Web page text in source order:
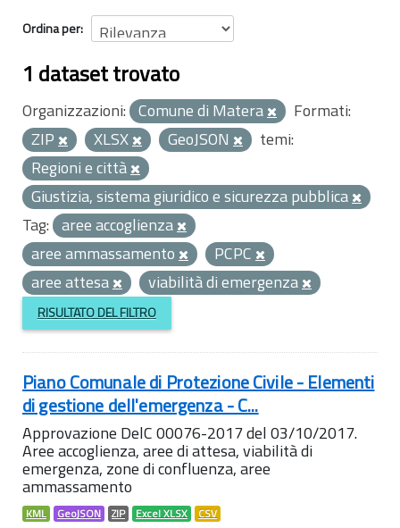
Ordina per
1 dataset trovato
Organizzazioni: Comune di Matera
Formati:
ZIP
XLSX GeoJSON
temi:
Regioni e città
Giustizia, sistema giuridico e sicurezza pubblica
Tag: aree accoglienza
aree ammassamento
PCPC
aree attesa
viabilità di emergenza
RISULTATO DEL FILTRO
Piano Comunale di Protezione Civile - Elementi
di gestione dell'emergenza - C...
Approvazione DelC 00076-2017 del 03/10/2017.
Aree accoglienza, aree di attesa, viabilità di
emergenza, zone di confluenza, aree
ammassamento
KML GeoJSON ZIP Excel XLSX CSV